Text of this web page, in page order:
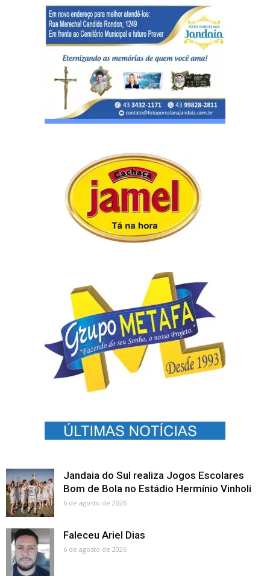
Jandaia do Sul realiza Jogos Escolares
Bom de Bola no Estádio Hermínio Vinholi
6 de agosto de 2026
Faleceu Ariel Dias
6 de agosto de 2026